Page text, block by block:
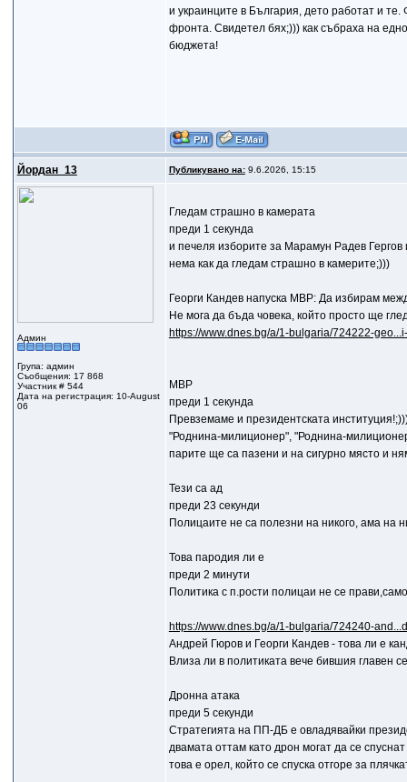
и украинците в България, дето работат и
фронта. Свидетел бях;))) как събраха на
бюджета!
Йордан_13 Публикувано на:9.6.2026, 15:15
Админ
Група: админ
Съобщения: 17 868
Участник # 544
Дата на регистрация: 10-August
06
Гледам страшно в камерата
преди 1 секунда
и печеля изборите за Марамун Радев
нема как да гледам страшно в камерите;)))
Георги Кандев напуска МВР: Да избирам
Не мога да бъда човека, който просто ще
https://www.dnes.bg/a/1-bulgaria/724222-
МВР
преди 1 секунда
Превземаме и президентската
"Роднина-милиционер", "Роднина-
парите ще са пазени и на сигурно място и
Тези са ад
преди 23 секунди
Полицаите не са полезни на никого, ама на
Това пародия ли е
преди 2 минути
Политика с п.рости полицаи не се
https://www.dnes.bg/a/1-bulgaria/724240-
Андрей Гюров и Георги Кандев - това ли е
Влиза ли в политиката вече бившия главен
Дронна атака
преди 5 секунди
Стратегията на ПП-ДБ е овладявайки
двамата оттам като дрон могат да се
това е орел, който се спуска отгоре за